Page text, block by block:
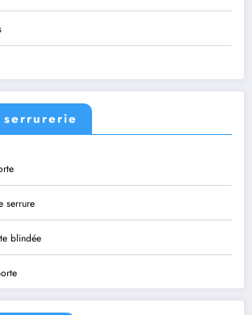
serrurerie
serrure
blindée